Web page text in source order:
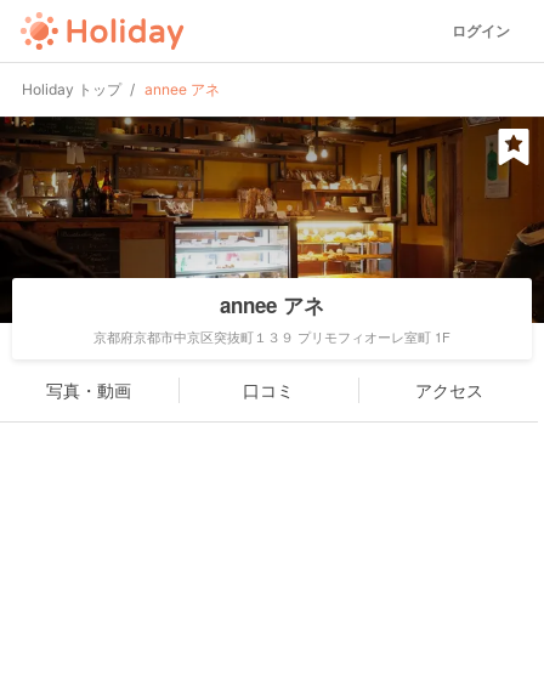
ログイン
Holiday トップ annee アネ
annee アネ
京都府京都市中京区突抜町１３９ プリモフィオーレ室町 1F
写真・動画 口コミ アクセス